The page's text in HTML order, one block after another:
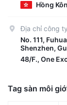
Hồng
Địa chỉ công ty
No. 111,
Shenzhen,
48/F., One
Tag sàn môi